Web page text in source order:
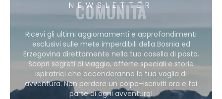
NEWSLETTER
COMUNITÀ
Ricevi gli ultimi aggiornamenti e approfondimenti
esclusivi sulle mete imperdibili della Bosnia ed
Erzegovina direttamente nella tua casella di posta.
Scopri segreti di viaggio, offerte speciali e storie
ispiratrici che accenderanno la tua voglia di
avventura. Non perdere un colpo–iscriviti ora e fai
parte di ogni avventura!